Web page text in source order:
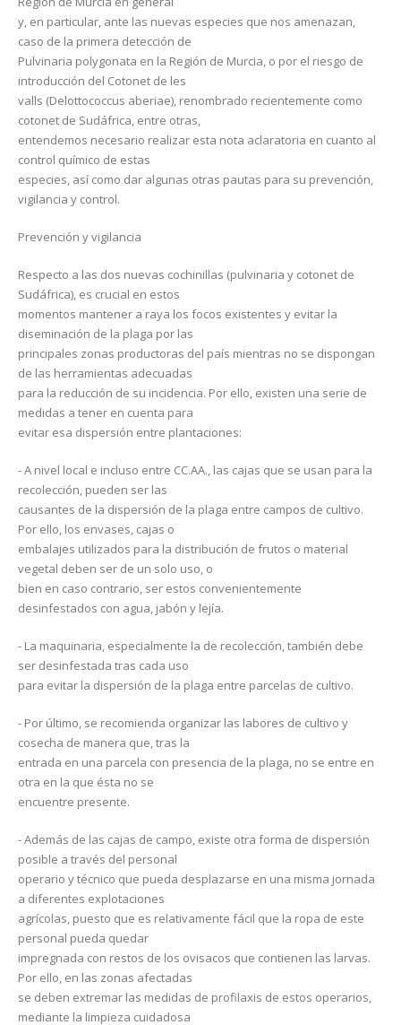
y, en particular, ante las nuevas especies que nos amenazan,
caso de la primera detección de
Pulvinaria polygonata en la Región de Murcia, o por el riesgo de
introducción del Cotonet de les
valls (Delottococcus aberiae), renombrado recientemente como
cotonet de Sudáfrica, entre otras,
entendemos necesario realizar esta nota aclaratoria en cuanto al
control químico de estas
especies, así como dar algunas otras pautas para su prevención,
vigilancia y control.
Prevención y vigilancia
Respecto a las dos nuevas cochinillas (pulvinaria y cotonet de
Sudáfrica), es crucial en estos
momentos mantener a raya los focos existentes y evitar la
diseminación de la plaga por las
principales zonas productoras del país mientras no se dispongan
de las herramientas adecuadas
para la reducción de su incidencia. Por ello, existen una serie de
medidas a tener en cuenta para
evitar esa dispersión entre plantaciones:
- A nivel local e incluso entre CC.AA., las cajas que se usan para la
recolección, pueden ser las
causantes de la dispersión de la plaga entre campos de cultivo.
Por ello, los envases, cajas o
embalajes utilizados para la distribución de frutos o material
vegetal deben ser de un solo uso, o
bien en caso contrario, ser estos convenientemente
desinfestados con agua, jabón y lejía.
- La maquinaria, especialmente la de recolección, también debe
ser desinfestada tras cada uso
para evitar la dispersión de la plaga entre parcelas de cultivo.
- Por último, se recomienda organizar las labores de cultivo y
cosecha de manera que, tras la
entrada en una parcela con presencia de la plaga, no se entre en
otra en la que ésta no se
encuentre presente.
- Además de las cajas de campo, existe otra forma de dispersión
posible a través del personal
operario y técnico que pueda desplazarse en una misma jornada
a diferentes explotaciones
agrícolas, puesto que es relativamente fácil que la ropa de este
personal pueda quedar
impregnada con restos de los ovisacos que contienen las larvas.
Por ello, en las zonas afectadas
se deben extremar las medidas de profilaxis de estos operarios,
mediante la limpieza cuidadosa